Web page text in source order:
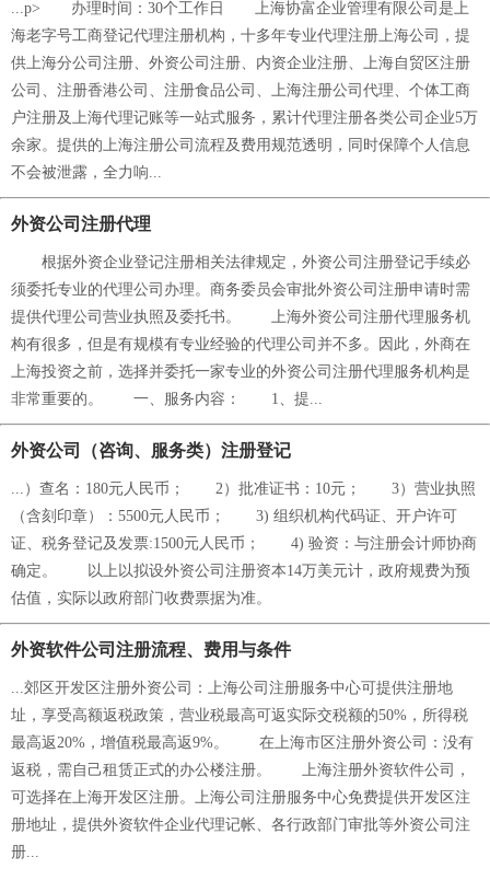
...p> 办理时间：30个工作日 上海协富企业管理有限公司是上
海老字号工商登记代理注册机构，十多年专业代理注册上海公司，提
供上海分公司注册、外资公司注册、内资企业注册、上海自贸区注册
公司、注册香港公司、注册食品公司、上海注册公司代理、个体工商
户注册及上海代理记账等一站式服务，累计代理注册各类公司企业5万
余家。提供的上海注册公司流程及费用规范透明，同时保障个人信息
不会被泄露，全力响...
外资公司注册代理
根据外资企业登记注册相关法律规定，外资公司注册登记手续必
须委托专业的代理公司办理。商务委员会审批外资公司注册申请时需
提供代理公司营业执照及委托书。 上海外资公司注册代理服务机
构有很多，但是有规模有专业经验的代理公司并不多。因此，外商在
上海投资之前，选择并委托一家专业的外资公司注册代理服务机构是
非常重要的。 一、服务内容： 1、提...
外资公司（咨询、服务类）注册登记
...）查名：180元人民币； 2）批准证书：10元； 3）营业执照
（含刻印章）：5500元人民币； 3) 组织机构代码证、开户许可
证、税务登记及发票:1500元人民币； 4) 验资：与注册会计师协商
确定。 以上以拟设外资公司注册资本14万美元计，政府规费为预
估值，实际以政府部门收费票据为准。
外资软件公司注册流程、费用与条件
...郊区开发区注册外资公司：上海公司注册服务中心可提供注册地
址，享受高额返税政策，营业税最高可返实际交税额的50%，所得税
最高返20%，增值税最高返9%。 在上海市区注册外资公司：没有
返税，需自己租赁正式的办公楼注册。 上海注册外资软件公司，
可选择在上海开发区注册。上海公司注册服务中心免费提供开发区注
册地址，提供外资软件企业代理记帐、各行政部门审批等外资公司注
册...